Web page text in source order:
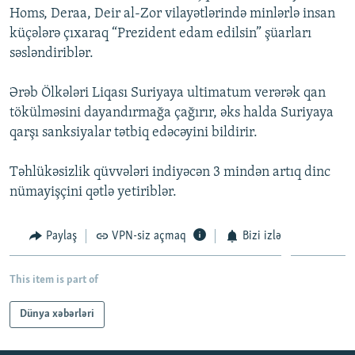
İNFOQRAFIKA
KARIKATURA
AZƏRBAYCAN ƏDƏBIYYATI KITABXANASI
İSLAM VƏ DEMOKRATIYA
MISSIYAMIZ
PEŞƏ ETIKASI VƏ JURNALISTIKA STANDARTLARIMIZ
AZADLIQRADIOSU MOBIL TELEFONUNUZDA
BIZIMLƏ ƏLAQƏ
BIZI IZLƏ
RFE/RL-in bütün saytları
Homs, Deraa, Deir al-Zor vilayətlərində minlərlə insan
küçələrə çıxaraq “Prezident edam edilsin” şüarları
səsləndiriblər.
Ərəb Ölkələri Liqası Suriyaya ultimatum verərək qan
tökülməsini dayandırmağa çağırır, əks halda Suriyaya
qarşı sanksiyalar tətbiq edəcəyini bildirir.
Təhlükəsizlik qüvvələri indiyəcən 3 mindən artıq dinc
nümayişçini qətlə yetiriblər.
Paylaş VPN-siz açmaq Bizi izlə
This item is part of
Dünya xəbərləri